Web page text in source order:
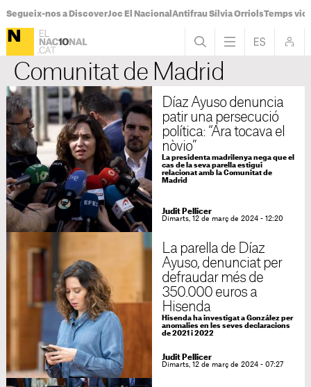
Segueix-nos a DiscoverJoc El Nacional Antifrau Sílvia OrriolsTemps
Comunitat de Madrid
Díaz Ayuso denuncia
patir una persecució
política: “Ara tocava el
nòvio”
La presidenta madrilenya nega que el
cas de la seva parella estigui
relacionat amb la Comunitat de
Madrid
Judit Pellicer
Dimarts, 12 de març de 2024 - 12:20
La parella de Díaz
Ayuso, denunciat per
defraudar més de
350.000 euros a
Hisenda
Hisenda ha investigat a González per
anomalies en les seves declaracions
de 2021 i 2022
Judit Pellicer
Dimarts, 12 de març de 2024 - 07:27